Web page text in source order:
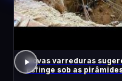
Novas varreduras
Esfinge sob as